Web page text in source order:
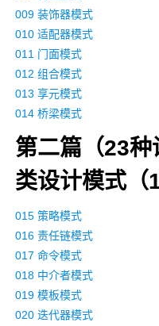
009 装饰器模式
010 适配器模式
011 门面模式
012 组合模式
013 享元模式
014 桥梁模式
第二篇（23
类设计模式（
015 策略模式
016 责任链模式
017 命令模式
018 中介者模式
019 模板模式
020 迭代器模式